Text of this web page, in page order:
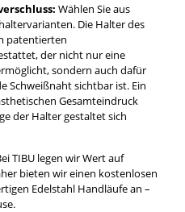
Wählen Sie aus
Die Halter des
patentierten
der nicht nur eine
sondern auch dafür
Schweißnaht sichtbar ist. Ein
Gesamteindruck
der Halter gestaltet sich
TIBU legen wir Wert auf
bieten wir einen kostenlosen
Edelstahl Handläufe an –